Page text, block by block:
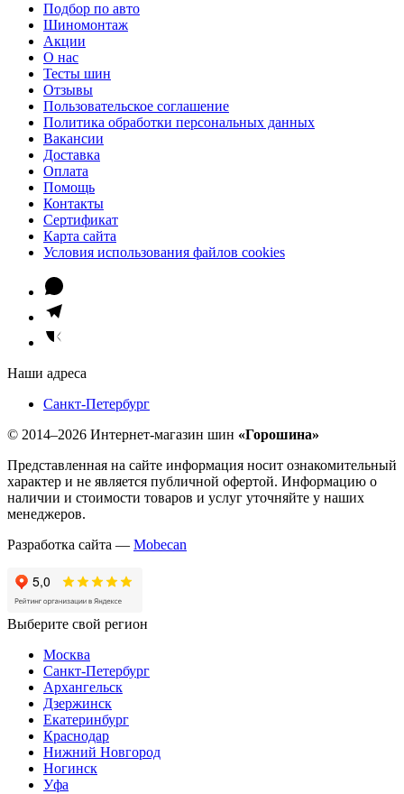
Подбор по авто
Шиномонтаж
Акции
О нас
Тесты шин
Отзывы
Пользовательское соглашение
Политика обработки персональных данных
Вакансии
Доставка
Оплата
Помощь
Контакты
Сертификат
Карта сайта
Условия использования файлов cookies
Наши адреса
Санкт-Петербург
© 2014–2026 Интернет-магазин шин «Горошина»
Представленная на сайте информация носит ознакомительный
характер и не является публичной офертой. Информацию о
наличии и стоимости товаров и услуг уточняйте у наших
менеджеров.
Разработка сайта — Mobecan
Выберите свой регион
Москва
Санкт-Петербург
Архангельск
Дзержинск
Екатеринбург
Краснодар
Нижний Новгород
Ногинск
Уфа